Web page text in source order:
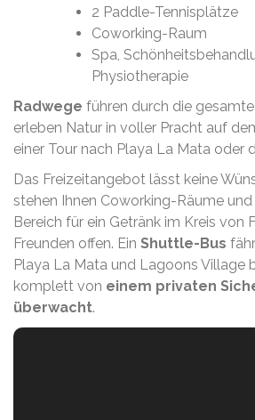
2 Paddle-Tennisplätze
Coworking-Raum
Spa,
Physiotherapie
Radwege führen durch die
erleben Natur in voller Pracht auf
einer Tour nach Playa La Mata oder
Das Freizeitangebot lässt keine
stehen Ihnen Coworking-Räume
Bereich für ein Getränk im Kreis von
Freunden offen. Ein Shuttle-Bus
Playa La Mata und Lagoons Village
komplett von einem privaten
überwacht.